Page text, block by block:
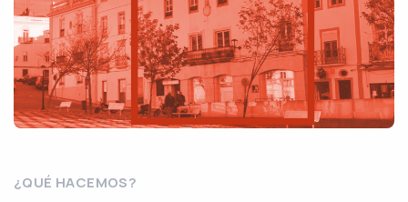
¿QUÉ HACEMOS?